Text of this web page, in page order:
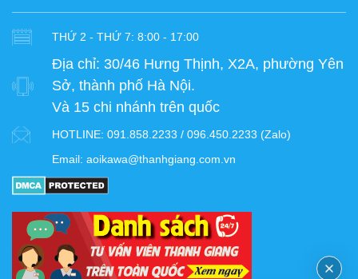
THỨ 2 - THỨ 7: 8:00 - 17:00
Địa chỉ: 30/46 Hưng Thịnh, X2A, phường Yên
Sở, thành phố Hà Nội.
Và 15 chi nhánh trên quốc
HOTLINE: 091.858.2233 / 096.450.2233 (Zalo)
Email: aoikawa@thanhgiang.com.vn